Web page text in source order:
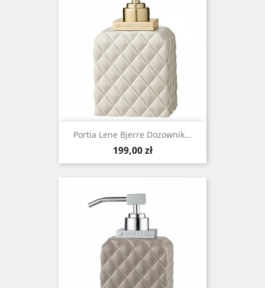
Portia Lene Bjerre Dozownik...
Cena
199,00 zł